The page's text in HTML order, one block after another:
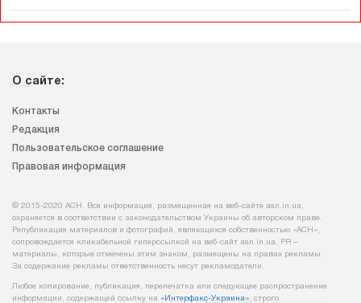
О сайте:
Контакты
Редакция
Пользовательское соглашение
Правовая информация
© 2015-2020 АСН. Вся информация, размещенная на веб-сайте asn.in.ua,
охраняется в соответствии с законодательством Украины об авторском праве.
Републикация материалов и фотографий, являющихся собственностью «АСН»,
сопровождается кликабельной гиперссылкой на веб-сайт asn.іn.ua. PR –
материалы, которые отмечены этим знаком, размещены на правах рекламы.
За содержание рекламы ответственность несут рекламодатели.
Любое копирование, публикация, перепечатка или следующее распространение
информации, содержащей ссылку на «Интерфакс-Украина», строго